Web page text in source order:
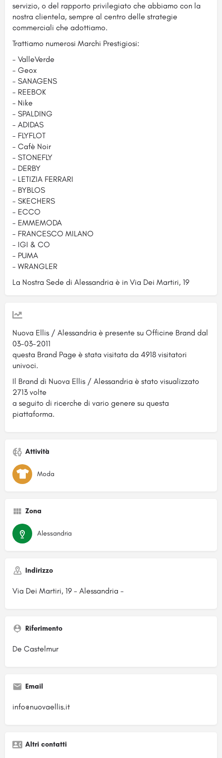
servizio, o del rapporto privilegiato che abbiamo con la
nostra clientela, sempre al centro delle strategie
commerciali che adottiamo.
Trattiamo numerosi Marchi Prestigiosi:
- ValleVerde
- Geox
- SANAGENS
- REEBOK
- Nike
- SPALDING
- ADIDAS
- FLYFLOT
- Cafè Noir
- STONEFLY
- DERBY
- LETIZIA FERRARI
- BYBLOS
- SKECHERS
- ECCO
- EMMEMODA
- FRANCESCO MILANO
- IGI & CO
- PUMA
- WRANGLER
La Nostra Sede di Alessandria è in Via Dei Martiri, 19
Nuova Ellis / Alessandria è presente su Officine Brand dal
03-03-2011
questa Brand Page è stata visitata da 4918 visitatori
univoci.
Il Brand di Nuova Ellis / Alessandria è stato visualizzato
2713 volte
a seguito di ricerche di vario genere su questa
piattaforma.
Attività
Moda
Zona
Alessandria
Indirizzo
Via Dei Martiri, 19 - Alessandria -
Riferimento
De Castelmur
Email
info@nuovaellis.it
Altri contatti